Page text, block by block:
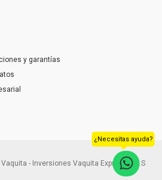
y garantías
- Inversiones Vaquita Express S.A.S
¿Necesitas ayuda?